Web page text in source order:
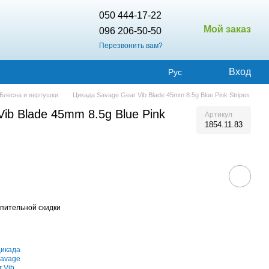
050 444-17-22
096 206-50-50
Перезвонить вам?
Мой заказ
Рус Вход
Блесна и вертушки Цикада Savage Gear Vib Blade 45mm 8.5g Blue Pink Stripes
Blade 45mm 8.5g Blue Pink
Артикул
1854.11.83
скидки